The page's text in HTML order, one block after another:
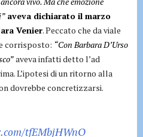
aveva dichiarato il marzo
Venier. Peccato che da viale
corrisposto: “Con Barbara D’Urso
aveva infatti detto l’ad
L’ipotesi di un ritorno alla
dovrebbe concretizzarsi.
tfEMbjHWnO